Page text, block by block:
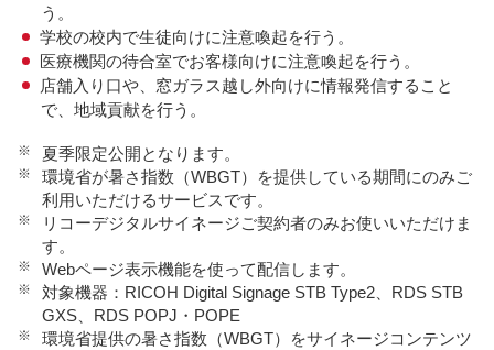
う。
学校の校内で生徒向けに注意喚起を行う。
医療機関の待合室でお客様向けに注意喚起を行う。
店舗入り口や、窓ガラス越し外向けに情報発信すること
で、地域貢献を行う。
※ 夏季限定公開となります。
※
環境省が暑さ指数（WBGT）を提供している期間にのみご
利用いただけるサービスです。
※
リコーデジタルサイネージご契約者のみお使いいただけま
す。
※ Webページ表示機能を使って配信します。
※
対象機器：RICOH Digital Signage STB Type2、RDS STB
GXS、RDS POPJ・POPE
※
環境省提供の暑さ指数（WBGT）をサイネージコンテンツ